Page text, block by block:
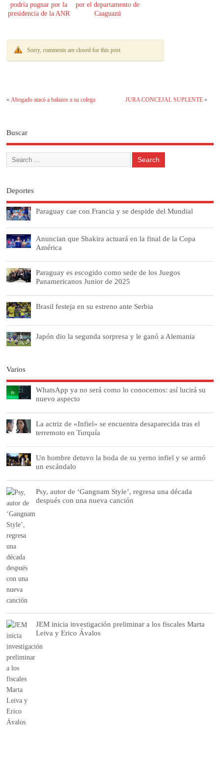
podría pugnar por la
presidencia de la ANR
por el departamento de
Caaguazú
Sorry, comments are closed for this post
«Abogado atacó a balazos a su colega JURA CONCEJAL SUPLENTE»
Buscar
Deportes
Paraguay cae con Francia y se despide del Mundial
Anuncian que Shakira actuará en la final de la Copa
América
Paraguay es escogido como sede de los Juegos
Panamericanos Junior de 2025
Brasil festeja en su estreno ante Serbia
Japón dio la segunda sorpresa y le ganó a Alemania
Varios
WhatsApp ya no será como lo conocemos: así lucirá su
nuevo aspecto
La actriz de «Infiel» se encuentra desaparecida tras el
terremoto en Turquía
Un hombre detuvo la boda de su yerno infiel y se armó
un escándalo
Psy, autor de ‘Gangnam Style’, regresa una década
después con una nueva canción
JEM inicia investigación preliminar a los fiscales Marta
Leiva y Erico Ávalos